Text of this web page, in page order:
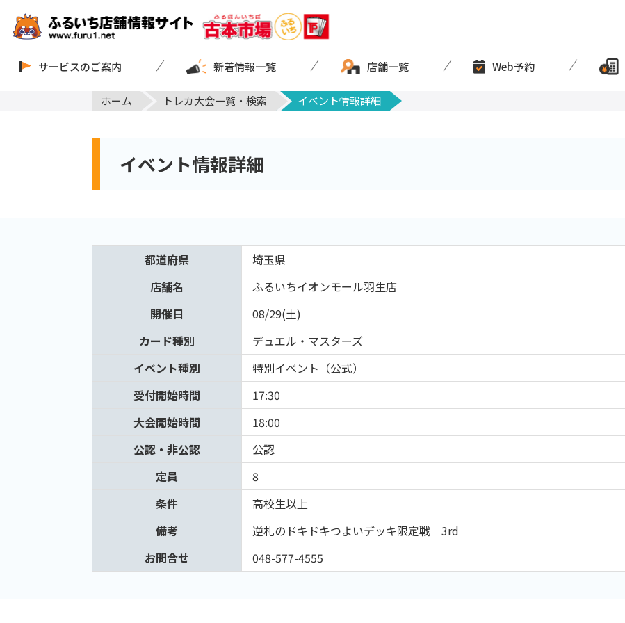
サービスのご案内 新着情報一覧 店舗一覧 Web予約
ホーム トレカ大会一覧・検索 イベント情報詳細
イベント情報詳細
都道府県
埼玉県
店舗名
ふるいちイオンモール羽生店
開催日
08/29(土)
カード種別
デュエル・マスターズ
イベント種別
特別イベント（公式）
受付開始時間
17:30
大会開始時間
18:00
公認・非公認
公認
定員
8
条件
高校生以上
備考
逆札のドキドキつよいデッキ限定戦 3rd
お問合せ
048-577-4555